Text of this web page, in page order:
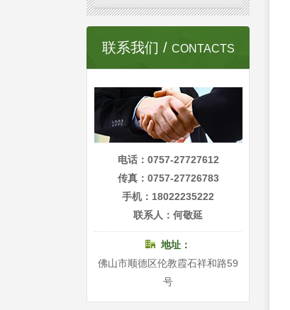
联系我们 / CONTACTS
电话：0757-27727612
传真：0757-27726783
手机：18022235222
联系人：何敬延
地址：
佛山市顺德区伦教霞石祥和路59
号